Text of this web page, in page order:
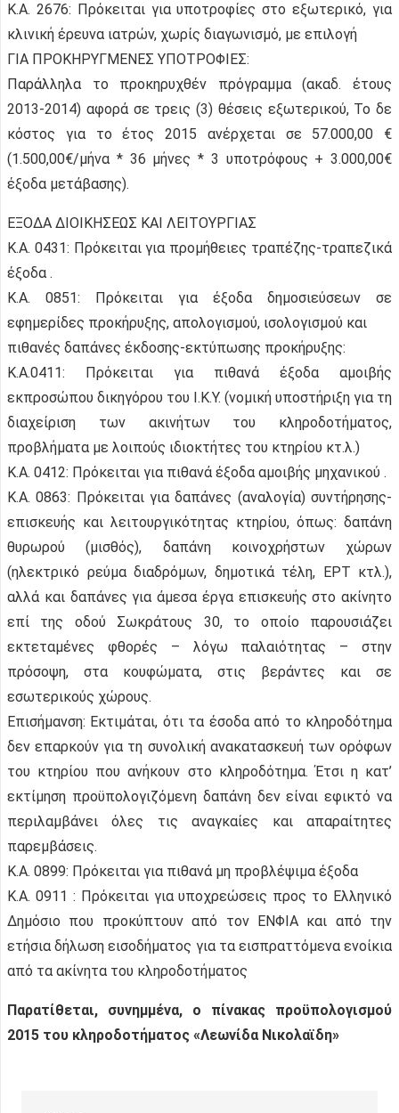
Κ.Α. 2676: Πρόκειται για υποτροφίες στο εξωτερικό, για
κλινική έρευνα ιατρών, χωρίς διαγωνισμό, με επιλογή
ΓΙΑ ΠΡΟΚΗΡΥΓΜΕΝΕΣ ΥΠΟΤΡΟΦΙΕΣ:
Παράλληλα το προκηρυχθέν πρόγραμμα (ακαδ. έτους
2013-2014) αφορά σε τρεις (3) θέσεις εξωτερικού, Το δε
κόστος για το έτος 2015 ανέρχεται σε 57.000,00 €
(1.500,00€/μήνα * 36 μήνες * 3 υποτρόφους + 3.000,00€
έξοδα μετάβασης).
ΕΞΟΔΑ ΔΙΟΙΚΗΣΕΩΣ ΚΑΙ ΛΕΙΤΟΥΡΓΙΑΣ
Κ.Α. 0431: Πρόκειται για προμήθειες τραπέζης-τραπεζικά
έξοδα .
Κ.Α. 0851: Πρόκειται για έξοδα δημοσιεύσεων σε
εφημερίδες προκήρυξης, απολογισμού, ισολογισμού και
πιθανές δαπάνες έκδοσης-εκτύπωσης προκήρυξης:
Κ.Α.0411: Πρόκειται για πιθανά έξοδα αμοιβής
εκπροσώπου δικηγόρου του Ι.Κ.Υ. (νομική υποστήριξη για τη
διαχείριση των ακινήτων του κληροδοτήματος,
προβλήματα με λοιπούς ιδιοκτήτες του κτηρίου κτ.λ.)
Κ.Α. 0412: Πρόκειται για πιθανά έξοδα αμοιβής μηχανικού .
Κ.Α. 0863: Πρόκειται για δαπάνες (αναλογία) συντήρησης-
επισκευής και λειτουργικότητας κτηρίου, όπως: δαπάνη
θυρωρού (μισθός), δαπάνη κοινοχρήστων χώρων
(ηλεκτρικό ρεύμα διαδρόμων, δημοτικά τέλη, ΕΡΤ κτλ.),
αλλά και δαπάνες για άμεσα έργα επισκευής στο ακίνητο
επί της οδού Σωκράτους 30, το οποίο παρουσιάζει
εκτεταμένες φθορές – λόγω παλαιότητας – στην
πρόσοψη, στα κουφώματα, στις βεράντες και σε
εσωτερικούς χώρους.
Επισήμανση: Εκτιμάται, ότι τα έσοδα από το κληροδότημα
δεν επαρκούν για τη συνολική ανακατασκευή των ορόφων
του κτηρίου που ανήκουν στο κληροδότημα. Έτσι η κατ’
εκτίμηση προϋπολογιζόμενη δαπάνη δεν είναι εφικτό να
περιλαμβάνει όλες τις αναγκαίες και απαραίτητες
παρεμβάσεις.
Κ.Α. 0899: Πρόκειται για πιθανά μη προβλέψιμα έξοδα
Κ.Α. 0911 : Πρόκειται για υποχρεώσεις προς το Ελληνικό
Δημόσιο που προκύπτουν από τον ΕΝΦΙΑ και από την
ετήσια δήλωση εισοδήματος για τα εισπραττόμενα ενοίκια
από τα ακίνητα του κληροδοτήματος
Παρατίθεται, συνημμένα, ο πίνακας προϋπολογισμού
2015 του κληροδοτήματος «Λεωνίδα Νικολαϊδη»